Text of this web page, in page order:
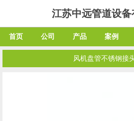
江苏中远管道设备
首页 公司 产品 案例
风机盘管不锈钢接